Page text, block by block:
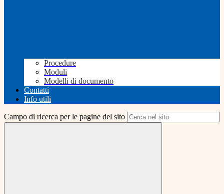
Procedure
Moduli
Modelli di documento
Contatti
Info utili
Campo di ricerca per le pagine del sito